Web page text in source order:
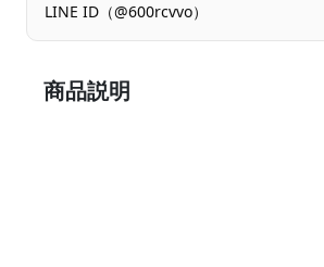
LINE ID（@600rcvvo）
商品説明